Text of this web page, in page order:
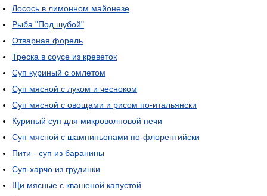
Лосось в лимонном майонезе
Рыба "Под шубой"
Отварная форель
Треска в соусе из креветок
Суп куриный с омлетом
Суп мясной с луком и чесноком
Суп мясной с овощами и рисом по-итальянски
Куриный суп для микроволновой печи
Суп мясной с шампиньонами по-флорентийски
Пити - суп из баранины
Суп-харчо из грудинки
Щи мясные с квашеной капустой